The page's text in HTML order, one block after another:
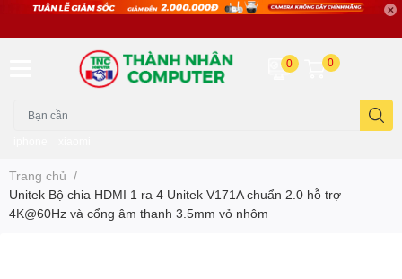
0 0
Trang chủ /
Unitek Bộ chia HDMI 1 ra 4 Unitek V171A chuẩn 2.0 hỗ trợ
4K@60Hz và cổng âm thanh 3.5mm vỏ nhôm